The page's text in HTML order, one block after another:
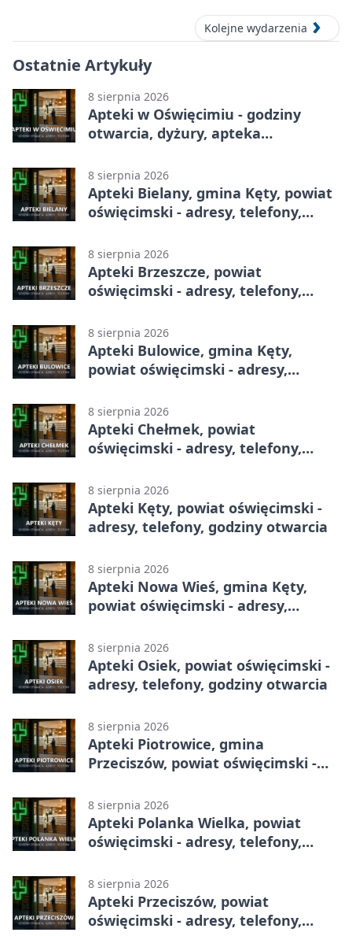
Kolejne wydarzenia
Ostatnie Artykuły
8 sierpnia 2026
Apteki w Oświęcimiu - godziny
otwarcia, dyżury, apteka
8 sierpnia 2026
Apteki Bielany, gmina Kęty, powiat
oświęcimski - adresy, telefony,
8 sierpnia 2026
Apteki Brzeszcze, powiat
oświęcimski - adresy, telefony,
8 sierpnia 2026
Apteki Bulowice, gmina Kęty,
powiat oświęcimski - adresy,
8 sierpnia 2026
Apteki Chełmek, powiat
oświęcimski - adresy, telefony,
8 sierpnia 2026
Apteki Kęty, powiat oświęcimski -
adresy, telefony, godziny otwarcia
8 sierpnia 2026
Apteki Nowa Wieś, gmina Kęty,
powiat oświęcimski - adresy,
8 sierpnia 2026
Apteki Osiek, powiat oświęcimski -
adresy, telefony, godziny otwarcia
8 sierpnia 2026
Apteki Piotrowice, gmina
Przeciszów, powiat oświęcimski -
8 sierpnia 2026
Apteki Polanka Wielka, powiat
oświęcimski - adresy, telefony,
8 sierpnia 2026
Apteki Przeciszów, powiat
oświęcimski - adresy, telefony,